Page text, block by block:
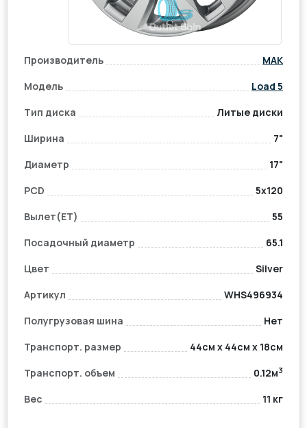
Производитель
MAK
Модель
Load 5
Тип диска
Литые диски
Ширина
7"
Диаметр
17"
PCD
5x120
Вылет(ET)
55
Посадочный диаметр
65.1
Цвет
Silver
Артикул
WHS496934
Полугрузовая шина
Нет
Транспорт. размер
44см x 44см x 18см
Транспорт. объем
0.12м3
Вес 11 кг